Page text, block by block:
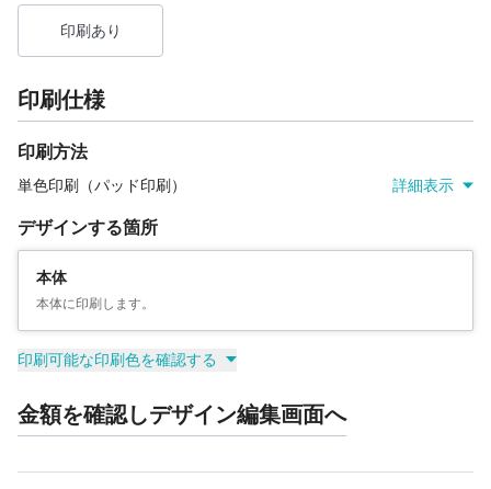
印刷あり
印刷仕様
印刷方法
単色印刷（パッド印刷） 詳細表示
デザインする箇所
本体
本体に印刷します。
印刷可能な印刷色を確認する
金額を確認しデザイン編集画面へ